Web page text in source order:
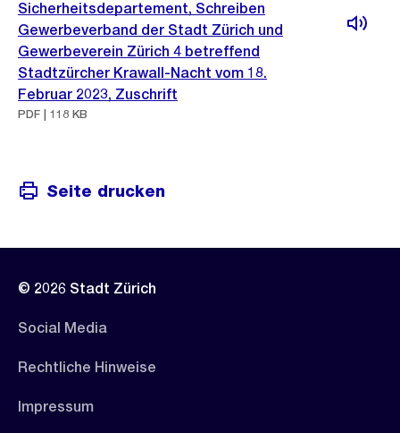
Sicherheitsdepartement, Schreiben
Gewerbeverband der Stadt Zürich und
Gewerbeverein Zürich 4 betreffend
Stadtzürcher Krawall-Nacht vom 18.
Februar 2023, Zuschrift
PDF | 118 KB
Seite drucken
© 2026 Stadt Zürich
Social Media
Rechtliche Hinweise
Impressum